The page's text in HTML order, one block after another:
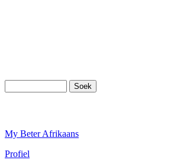
My Beter Afrikaans
Profiel